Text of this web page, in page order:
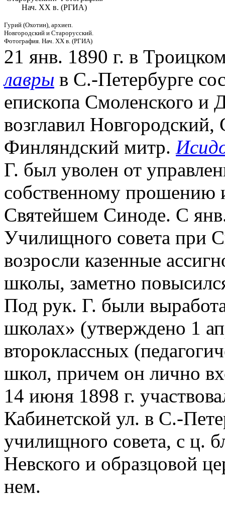
Нач. ХХ в. (РГИА)
Гурий (Охотин), архиеп.
Новгородский и Старорусский.
Фотография. Нач. ХХ в. (РГИА)
21 янв. 1890 г. в
лавры в С.-Петербурге
епископа Смоленского и
возглавил
Финляндский митр.
Г. был уволен от
собственному прошению
Святейшем Синоде. С
Училищного совета при
возросли казенные
школы, заметно
Под рук. Г. были
школах» (утверждено 1
второклассных
школ, причем он лично
14 июня 1898 г.
Кабинетской ул. в С.-
училищного совета, с ц.
Невского и образцовой
нем.